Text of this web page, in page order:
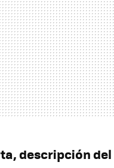
descripción